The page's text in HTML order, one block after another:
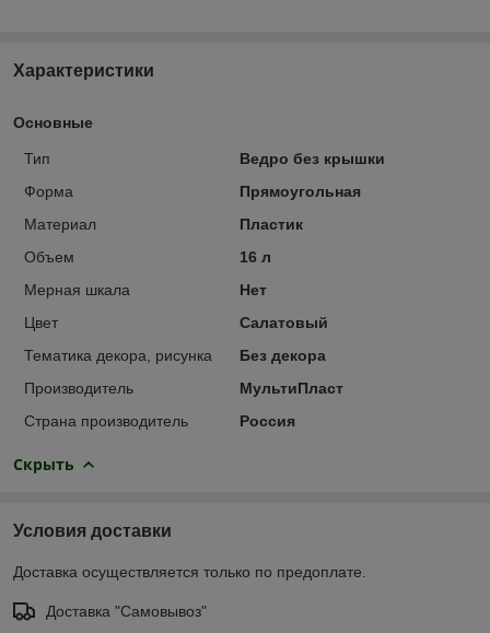
Характеристики
Основные
Тип
Ведро без крышки
Форма
Прямоугольная
Материал
Пластик
Объем
16 л
Мерная шкала
Нет
Цвет
Салатовый
Тематика декора, рисунка
Без декора
Производитель
МультиПласт
Страна производитель
Россия
Скрыть
Условия доставки
Доставка осуществляется только по предоплате.
Доставка "Самовывоз"